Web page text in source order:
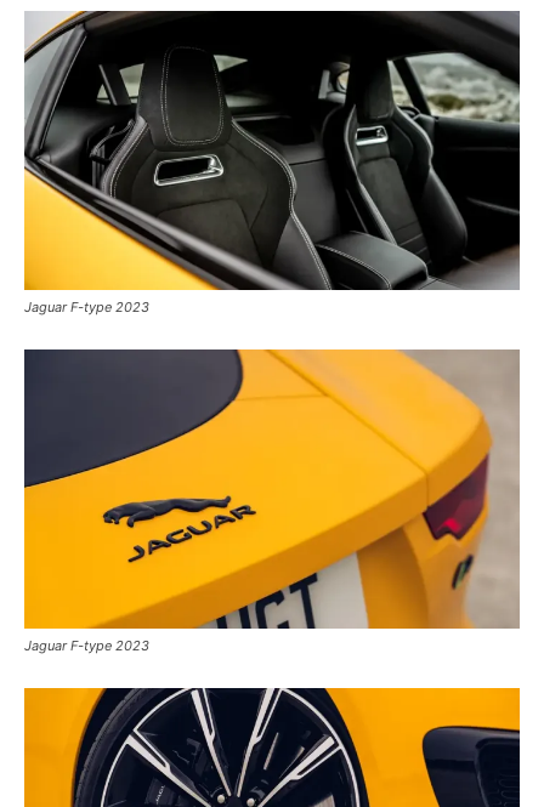
Jaguar F-type 2023
Jaguar F-type 2023